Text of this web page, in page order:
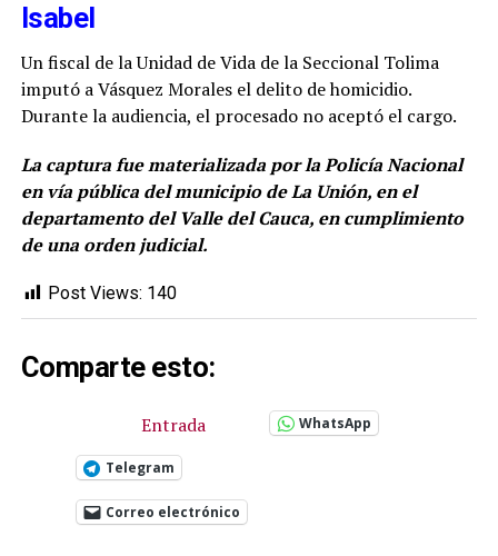
Isabel
Un fiscal de la Unidad de Vida de la Seccional Tolima
imputó a Vásquez Morales el delito de homicidio.
Durante la audiencia, el procesado no aceptó el cargo.
La captura fue materializada por la Policía Nacional
en vía pública del municipio de La Unión, en el
departamento del Valle del Cauca, en cumplimiento
de una orden judicial.
Post Views: 140
Comparte esto:
Entrada WhatsApp
Telegram
Correo electrónico